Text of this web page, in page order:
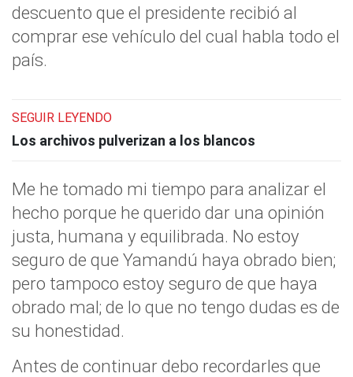
descuento que el presidente recibió al
comprar ese vehículo del cual habla todo el
país.
SEGUIR LEYENDO
Los archivos pulverizan a los blancos
Me he tomado mi tiempo para analizar el
hecho porque he querido dar una opinión
justa, humana y equilibrada. No estoy
seguro de que Yamandú haya obrado bien;
pero tampoco estoy seguro de que haya
obrado mal; de lo que no tengo dudas es de
su honestidad.
Antes de continuar debo recordarles que